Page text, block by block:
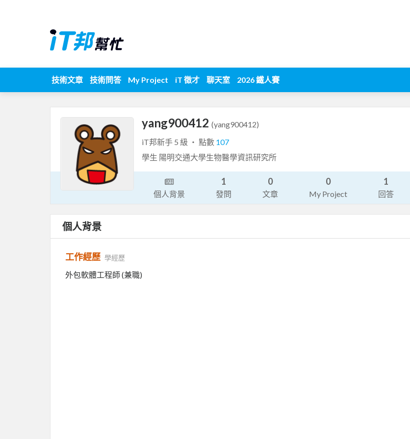
技術文章 技術問答 My Project iT 徵才 聊天室 2026 鐵人賽
yang900412 (yang900412)
iT邦新手 5 級 ‧ 點數 107
學生 陽明交通大學生物醫學資訊研究所
個人背景
1
發問
0
文章
0
My Project
1
回答
個人背景
工作經歷 學經歷
外包軟體工程師 (兼職)